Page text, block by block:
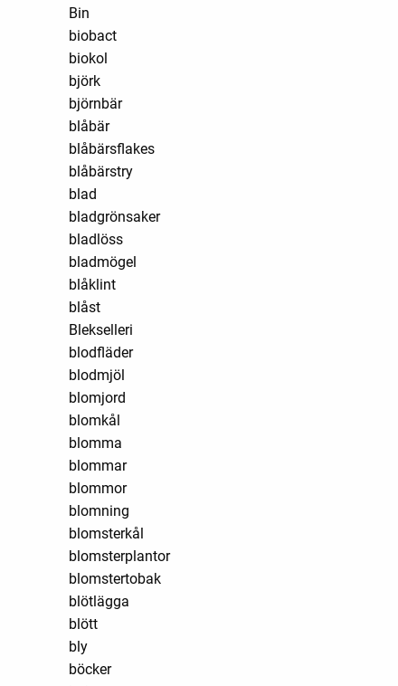
Bin
biobact
biokol
björk
björnbär
blåbär
blåbärsflakes
blåbärstry
blad
bladgrönsaker
bladlöss
bladmögel
blåklint
blåst
Blekselleri
blodfläder
blodmjöl
blomjord
blomkål
blomma
blommar
blommor
blomning
blomsterkål
blomsterplantor
blomstertobak
blötlägga
blött
bly
böcker